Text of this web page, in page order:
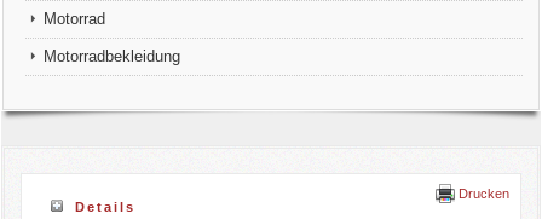
Motorrad
Motorradbekleidung
Drucken
Details